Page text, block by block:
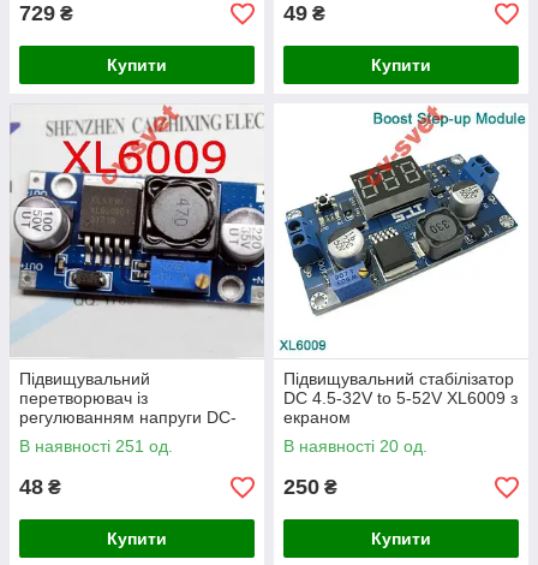
729 ₴
Купити
49 ₴
Купити
Підвищувальний
перетворювач із
регулюванням напруги DC-
DC 3-35v XL6009 E/LM2577
В наявності 251 од.
48 ₴
Купити
Підвищувальний стабілізатор
DC 4.5-32V to 5-52V XL6009 з
екраном
В наявності 20 од.
250 ₴
Купити